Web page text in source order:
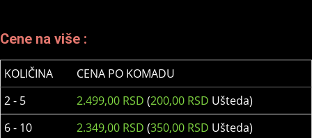
Cene na više :
KOLIČINA
CENA PO KOMADU
2 - 5
2.499,00 RSD (200,00 RSD Ušteda)
6 - 10
2.349,00 RSD (350,00 RSD Ušteda)